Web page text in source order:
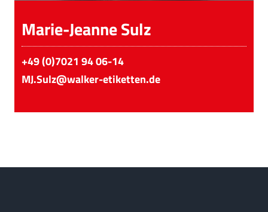
Marie-Jeanne Sulz
+49 (0)7021 94 06-14
MJ.Sulz@walker-etiketten.de